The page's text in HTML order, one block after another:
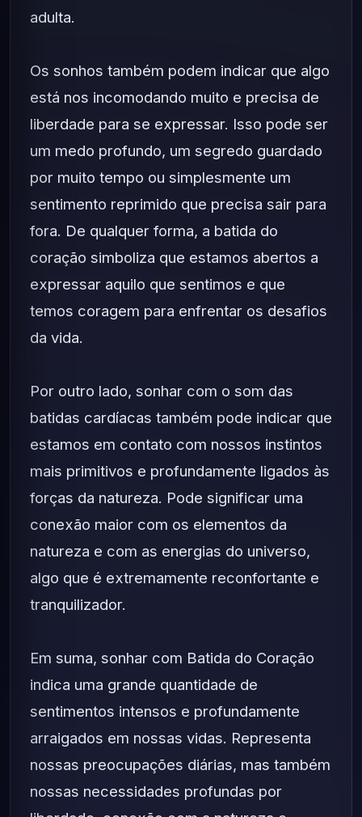
adulta.
Os sonhos também podem indicar que algo
está nos incomodando muito e precisa de
liberdade para se expressar. Isso pode ser
um medo profundo, um segredo guardado
por muito tempo ou simplesmente um
sentimento reprimido que precisa sair para
fora. De qualquer forma, a batida do
coração simboliza que estamos abertos a
expressar aquilo que sentimos e que
temos coragem para enfrentar os desafios
da vida.
Por outro lado, sonhar com o som das
batidas cardíacas também pode indicar que
estamos em contato com nossos instintos
mais primitivos e profundamente ligados às
forças da natureza. Pode significar uma
conexão maior com os elementos da
natureza e com as energias do universo,
algo que é extremamente reconfortante e
tranquilizador.
Em suma, sonhar com Batida do Coração
indica uma grande quantidade de
sentimentos intensos e profundamente
arraigados em nossas vidas. Representa
nossas preocupações diárias, mas também
nossas necessidades profundas por